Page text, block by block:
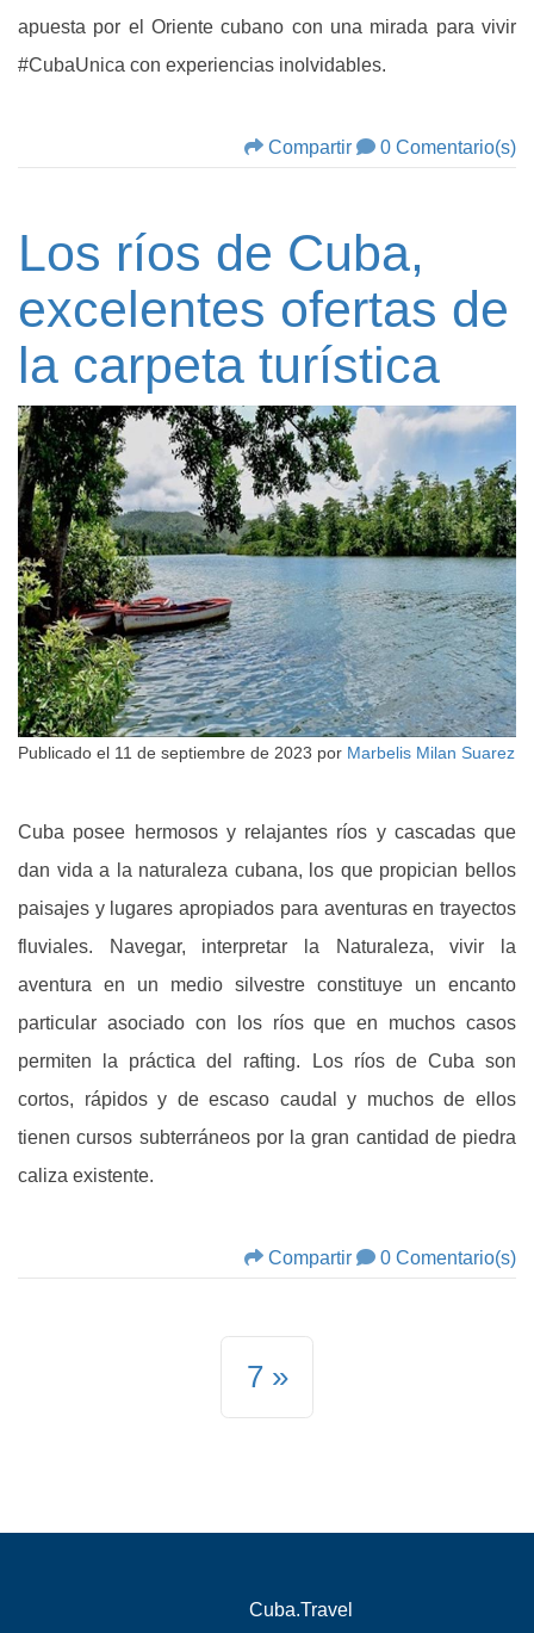
apuesta por el Oriente cubano con una mirada para vivir
#CubaUnica con experiencias inolvidables.
Compartir 0 Comentario(s)
Los ríos de Cuba,
excelentes ofertas de
la carpeta turística
Publicado el 11 de septiembre de 2023 por Marbelis Milan Suarez
Cuba posee hermosos y relajantes ríos y cascadas que
dan vida a la naturaleza cubana, los que propician bellos
paisajes y lugares apropiados para aventuras en trayectos
fluviales. Navegar, interpretar la Naturaleza, vivir la
aventura en un medio silvestre constituye un encanto
particular asociado con los ríos que en muchos casos
permiten la práctica del rafting. Los ríos de Cuba son
cortos, rápidos y de escaso caudal y muchos de ellos
tienen cursos subterráneos por la gran cantidad de piedra
caliza existente.
Compartir 0 Comentario(s)
7
Cuba.Travel